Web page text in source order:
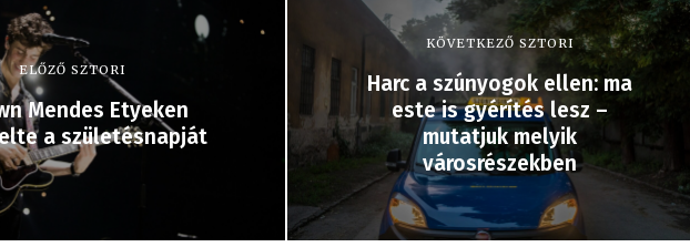
ELŐZŐ SZTORI
Mendes Etyeken
a születésnapját
KÖVETKEZŐ SZTORI
Harc a szúnyogok ellen: ma
este is gyérítés lesz –
mutatjuk melyik
városrészekben